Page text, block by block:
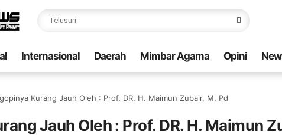
Internasional Daerah Mimbar Agama Opini
Kurang Jauh Oleh : Prof. DR. H. Maimun Zubair, M. Pd
Jauh Oleh : Prof. DR. H. Maimun